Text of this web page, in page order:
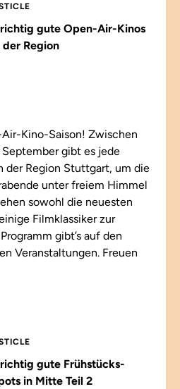
gute Open-Air-Kinos
der Region
Kino-Saison! Zwischen
gibt es jede
der Region Stuttgart, um die
unter freiem Himmel
sowohl die neuesten
Filmklassiker zur
gibt’s auf den
Veranstaltungen. Freuen
gute Frühstücks-
in Mitte Teil 2